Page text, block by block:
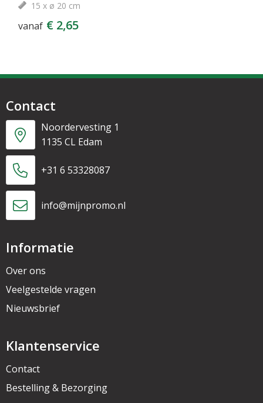
15 x ø 20 cm
vanaf € 2,65
Contact
Noordervesting 1
1135 CL Edam
+31 6 53328087
info@mijnpromo.nl
Informatie
Over ons
Veelgestelde vragen
Nieuwsbrief
Klantenservice
Contact
Bestelling & Bezorging